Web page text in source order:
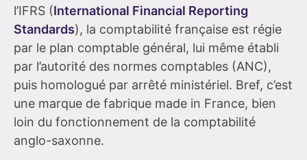
l’IFRS (International Financial Reporting
Standards), la comptabilité française est régie
par le plan comptable général, lui même établi
par l’autorité des normes comptables (ANC),
puis homologué par arrêté ministériel. Bref, c’est
une marque de fabrique made in France, bien
loin du fonctionnement de la comptabilité
anglo-saxonne.